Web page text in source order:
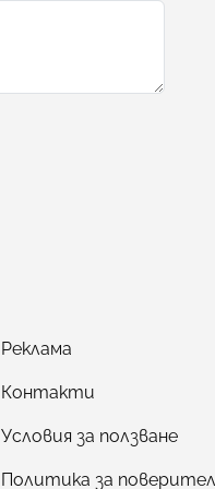
Реклама
Контакти
Условия за ползване
Политика за